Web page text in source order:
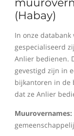
(Habay)
In onze databank
gespecialiseerd
Anlier bedienen.
gevestigd zijn in
bijkantoren in de
dat ze Anlier
Muurovernames: